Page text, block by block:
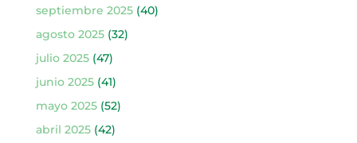
septiembre 2025(40)
agosto 2025(32)
julio 2025(47)
junio 2025(41)
mayo 2025(52)
abril 2025(42)